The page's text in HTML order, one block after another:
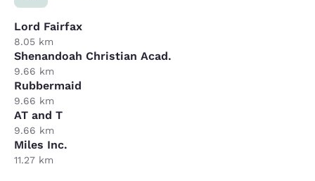
Lord Fairfax
8.05 km
Shenandoah Christian Acad.
9.66 km
Rubbermaid
9.66 km
AT and T
9.66 km
Miles Inc.
11.27 km